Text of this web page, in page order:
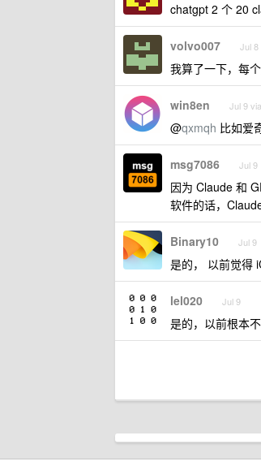
chatgpt 2 个 20
volvo007 Jul 8
我算了一下，每
win8en Jul 9
@qxmqh 比如爱
msg7086 Jul 9
因为 Claude 和
软件的话，
Binary10 Jul 9
是的， 以前觉得
lel020 Jul 9
是的，以前根本